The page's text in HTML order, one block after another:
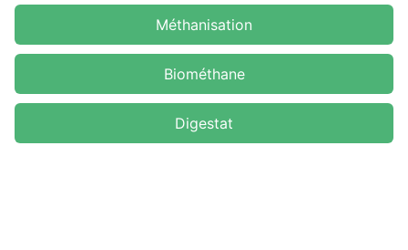
Méthanisation
Biométhane
Digestat